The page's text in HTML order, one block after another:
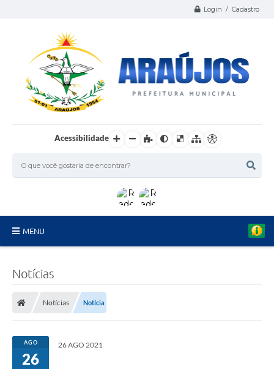
Login / Cadastro
Acessibilidade
MENU
Lei Aldir Blanc 2026
Araújos
Notícias
Notícias Notícia
AGO
26
26 AGO 2021